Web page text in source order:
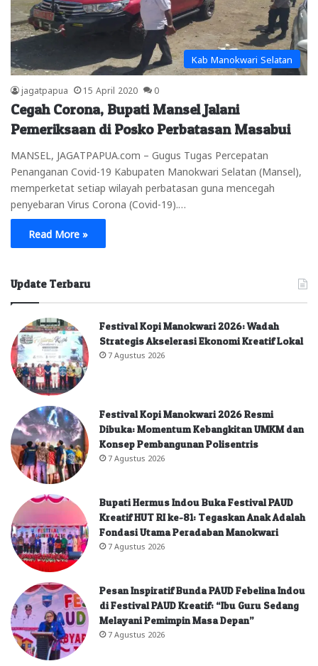
Kab Manokwari Selatan
jagatpapua 15 April 2020 0
Cegah Corona, Bupati Mansel Jalani
Pemeriksaan di Posko Perbatasan Masabui
MANSEL, JAGATPAPUA.com – Gugus Tugas Percepatan
Penanganan Covid-19 Kabupaten Manokwari Selatan (Mansel),
memperketat setiap wilayah perbatasan guna mencegah
penyebaran Virus Corona (Covid-19).…
Read More »
Update Terbaru
Festival Kopi Manokwari 2026: Wadah
Strategis Akselerasi Ekonomi Kreatif Lokal
7 Agustus 2026
Festival Kopi Manokwari 2026 Resmi
Dibuka: Momentum Kebangkitan UMKM dan
Konsep Pembangunan Polisentris
7 Agustus 2026
Bupati Hermus Indou Buka Festival PAUD
Kreatif HUT RI ke-81: Tegaskan Anak Adalah
Fondasi Utama Peradaban Manokwari
7 Agustus 2026
Pesan Inspiratif Bunda PAUD Febelina Indou
di Festival PAUD Kreatif: “Ibu Guru Sedang
Melayani Pemimpin Masa Depan”
7 Agustus 2026